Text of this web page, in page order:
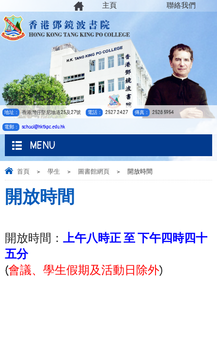
地址： 香港灣仔堅尼地道25及27號 電話： 2527 2427 傳真： 2528 5954
電郵： school@hktkpc.edu.hk
聯絡我們
主頁
MENU
首頁 > 學生 > 圖書館網頁 > 開放時間
開放時間
開放時間： 上午八時正 至 下午四時四十
五分
(會議、學生假期及活動日除外)